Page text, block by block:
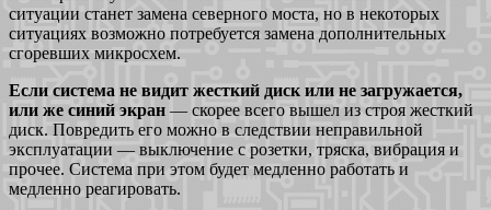
ситуации станет замена северного моста, но в некоторых
ситуациях возможно потребуется замена дополнительных
сгоревших микросхем.
Если система не видит жесткий диск или не загружается,
или же синий экран — скорее всего вышел из строя жесткий
диск. Повредить его можно в следствии неправильной
эксплуатации — выключение с розетки, тряска, вибрация и
прочее. Система при этом будет медленно работать и
медленно реагировать.